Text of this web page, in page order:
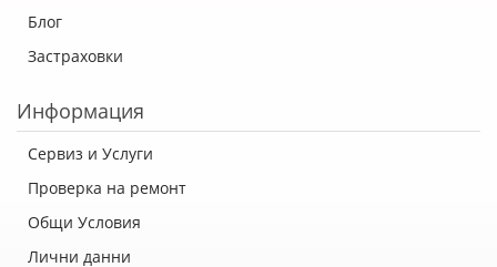
Блог
Застраховки
Информация
Сервиз и Услуги
Проверка на ремонт
Общи Условия
Лични данни